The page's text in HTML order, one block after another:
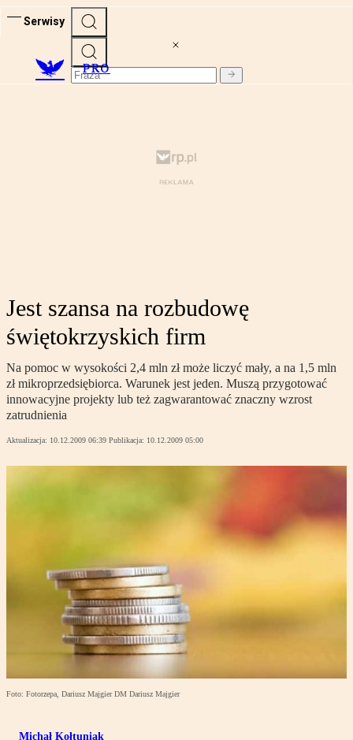
Serwisy
PRO
Jest szansa na rozbudowę
świętokrzyskich firm
Na pomoc w wysokości 2,4 mln zł może liczyć mały, a na 1,5 mln
zł mikroprzedsiębiorca. Warunek jest jeden. Muszą przygotować
innowacyjne projekty lub też zagwarantować znaczny wzrost
zatrudnienia
Aktualizacja: 10.12.2009 06:39 Publikacja: 10.12.2009 05:00
Foto: Fotorzepa, Dariusz Majgier DM Dariusz Majgier
Michał Kołtuniak